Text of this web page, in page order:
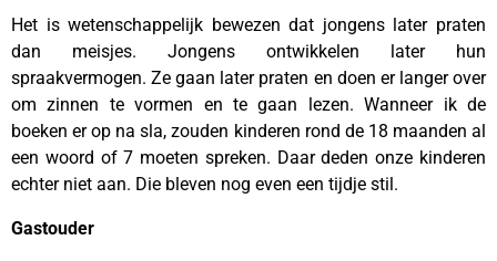
Het is wetenschappelijk bewezen dat jongens later praten
dan meisjes. Jongens ontwikkelen later hun
spraakvermogen. Ze gaan later praten en doen er langer over
om zinnen te vormen en te gaan lezen. Wanneer ik de
boeken er op na sla, zouden kinderen rond de 18 maanden al
een woord of 7 moeten spreken. Daar deden onze kinderen
echter niet aan. Die bleven nog even een tijdje stil.
Gastouder